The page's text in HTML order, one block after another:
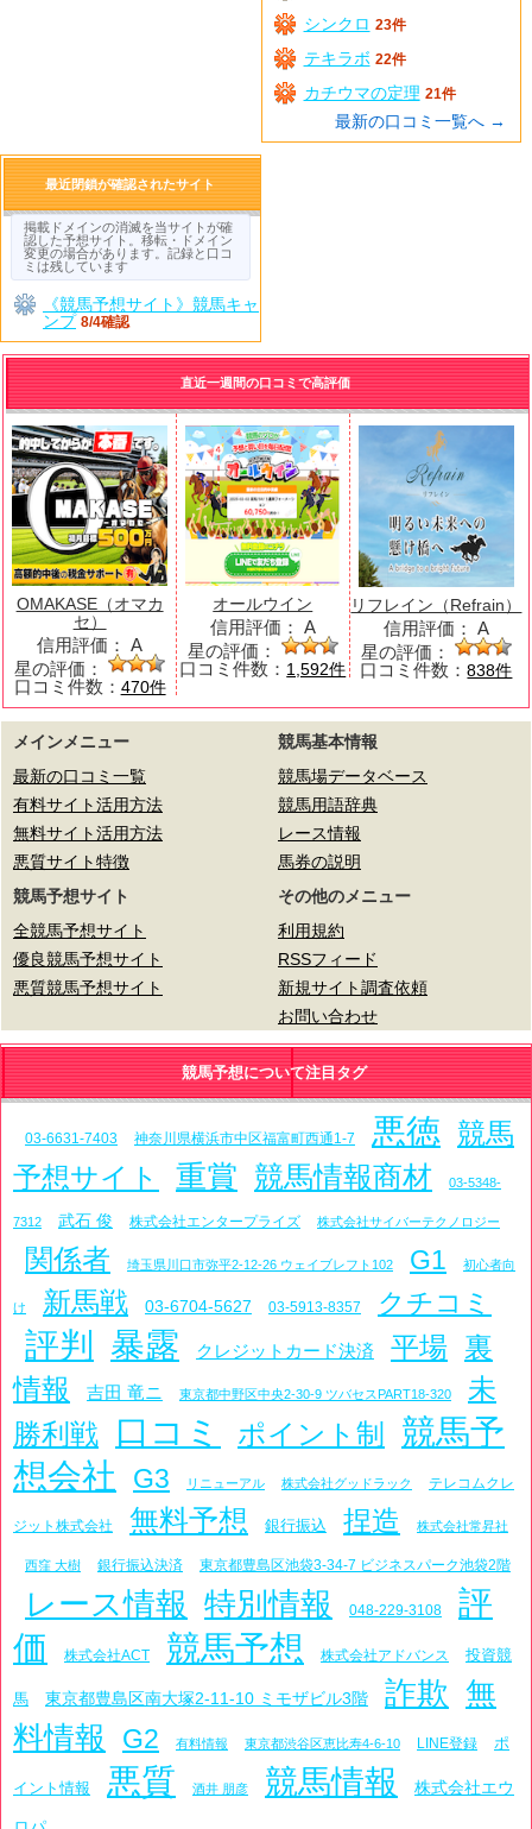
シンクロ 23件
テキラボ 22件
カチウマの定理 21件
最新の口コミ一覧へ →
最近閉鎖が確認されたサイト
掲載ドメインの消滅を当サイトが確
認した予想サイト。移転・ドメイン
変更の場合があります。記録と口コ
ミは残しています
《競馬予想サイト》競馬キャ
ンプ 8/4確認
直近一週間の口コミで高評価
OMAKASE（オマカ
セ）
信用評価： A
星の評価：
口コミ件数： 470件
オールウイン
信用評価： A
星の評価：
口コミ件数： 1,592件
リフレイン（Refrain）
信用評価： A
星の評価：
口コミ件数：838件
メインメニュー
最新の口コミ一覧
有料サイト活用方法
無料サイト活用方法
悪質サイト特徴
競馬基本情報
競馬場データベース
競馬用語辞典
レース情報
馬券の説明
競馬予想サイト
全競馬予想サイト
優良競馬予想サイト
悪質競馬予想サイト
その他のメニュー
利用規約
RSSフィード
新規サイト調査依頼
お問い合わせ
競馬予想について注目タグ
03-6631-7403 神奈川県横浜市中区福富町西通1-7 悪徳 競馬
予想サイト
重賞 競馬情報商材 03-5348-
7312 武石 俊 株式会社エンタープライズ 株式会社サイバーテクノロジー
関係者 埼玉県川口市弥平2-12-26 ウェイブレフト102 G1 初心者向
け 新馬戦 03-6704-5627 03-5913-8357 クチコミ
評判 暴露 クレジットカード決済 平場 裏
情報
吉田 竜ニ 東京都中野区中央2-30-9 ツバセスPART18-320
未
勝利戦
口コミ ポイント制
競馬予
想会社
G3 リニューアル 株式会社グッドラック テレコムクレ
ジット株式会社 無料予想 銀行振込 捏造 株式会社常昇社
西窪 大樹 銀行振込決済 東京都豊島区池袋3-34-7 ビジネスパーク池袋2階
レース情報 特別情報 048-229-3108
評
価
株式会社ACT 競馬予想 株式会社アドバンス 投資競
馬 東京都豊島区南大塚2-11-10 ミモザビル3階 詐欺 無
料情報
G2 有料情報 東京都渋谷区恵比寿4-6-10 LINE登録 ポ
イント情報 悪質 酒井 朋彦 競馬情報 株式会社エウ